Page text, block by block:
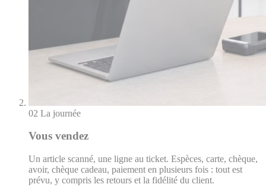
02 La journée
Vous vendez
Un article scanné, une ligne au ticket. Espèces, carte, chèque,
avoir, chèque cadeau, paiement en plusieurs fois : tout est
prévu, y compris les retours et la fidélité du client.